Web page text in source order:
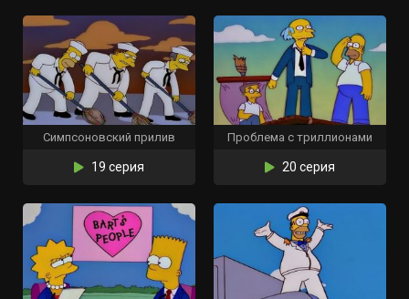
Симпсоновский прилив
19 серия
Проблема с триллионами
20 серия